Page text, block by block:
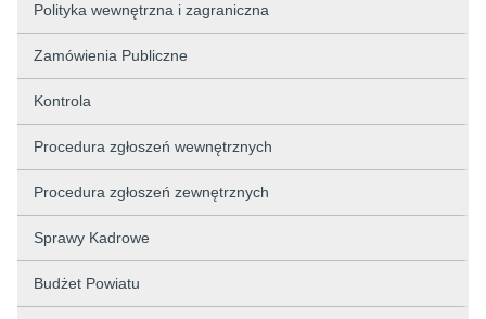
Polityka wewnętrzna i zagraniczna
Zamówienia Publiczne
Kontrola
Procedura zgłoszeń wewnętrznych
Procedura zgłoszeń zewnętrznych
Sprawy Kadrowe
Budżet Powiatu